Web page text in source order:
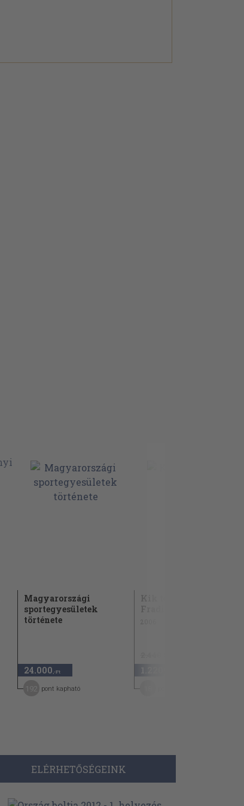
Magyarországi
sportegyesületek
története
24.000 ,-Ft
pont kapható
Kik tették ezt a
Fradival?
2006
ELÉRHETŐSÉGEINK